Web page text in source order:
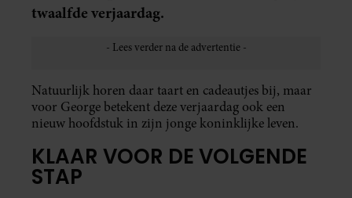
twaalfde verjaardag.
Natuurlijk horen daar taart en cadeautjes bij, maar
voor George betekent deze verjaardag ook een
nieuw hoofdstuk in zijn jonge koninklijke leven.
KLAAR VOOR DE VOLGENDE
STAP